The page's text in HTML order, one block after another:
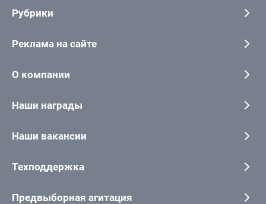
Рубрики
Реклама на сайте
О компании
Наши награды
Наши вакансии
Техподдержка
Предвыборная агитация